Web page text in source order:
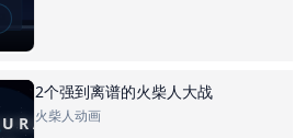
2个强到离谱的火柴人大战
火柴人动画